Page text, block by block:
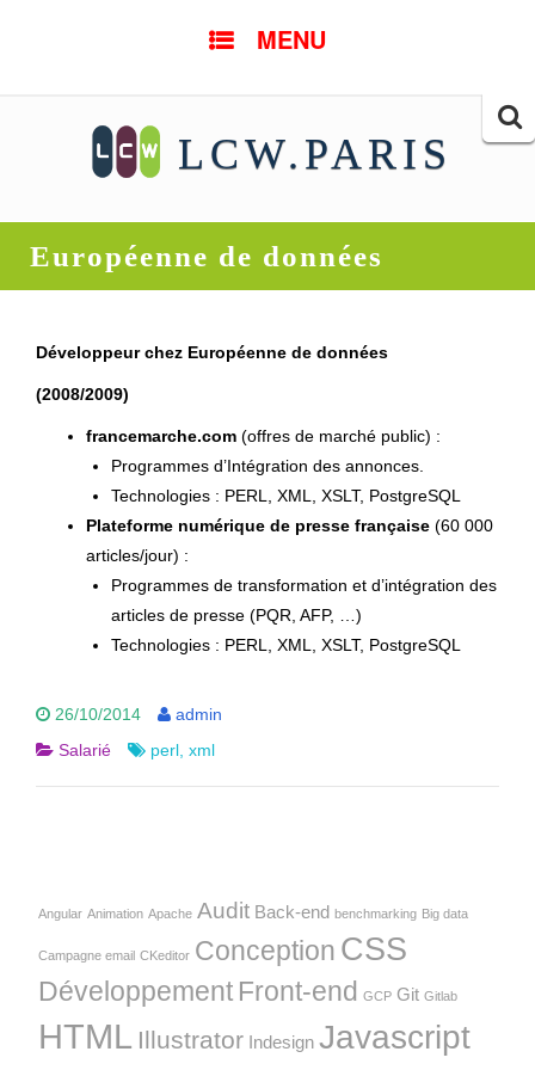
MENU
LCW.PARIS
Européenne de données
Développeur chez Européenne de données
(2008/2009)
francemarche.com (offres de marché public) :
Programmes d’Intégration des annonces.
Technologies : PERL, XML, XSLT, PostgreSQL
Plateforme numérique de presse française (60 000
articles/jour) :
Programmes de transformation et d’intégration des
articles de presse (PQR, AFP, …)
Technologies : PERL, XML, XSLT, PostgreSQL
26/10/2014
admin
Salarié
perl xml
Angular Animation Apache Audit Back-end benchmarking Big data
Campagne email CKeditor Conception CSS
Développement Front-end GCP Git Gitlab
HTML Illustrator Indesign Javascript